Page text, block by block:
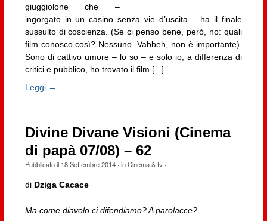
giuggiolone che –
ingorgato in un casino senza vie d’uscita – ha il finale
sussulto di coscienza. (Se ci penso bene, però, no: quali
film conosco così? Nessuno. Vabbeh, non è importante).
Sono di cattivo umore – lo so – e solo io, a differenza di
critici e pubblico, ho trovato il film [...]
Leggi →
Divine Divane Visioni (Cinema
di papà 07/08) – 62
Pubblicato il 18 Settembre 2014· inCinema & tv·
di Dziga Cacace
Ma come diavolo ci difendiamo? A parolacce?